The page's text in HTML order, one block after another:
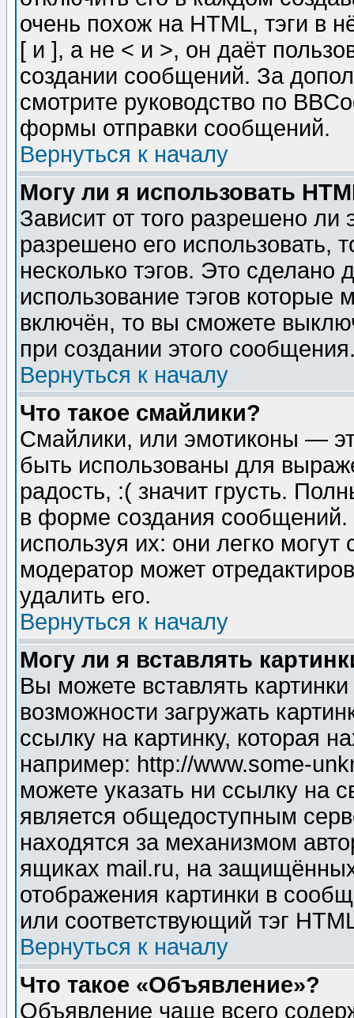
очень похож на HTML, тэги в
[ и ], а не < и >, он даёт
создании сообщений. За
смотрите руководство по
формы отправки сообщений.
Вернуться к началу
Могу ли я использовать
Зависит от того разрешено
разрешено его использовать,
несколько тэгов. Это сделано
использование тэгов
включён, то вы сможете
при создании этого
Вернуться к началу
Что такое смайлики?
Смайлики, или эмотиконы —
быть использованы для
радость, :( значит грусть.
в форме создания сообщений.
используя их: они легко
модератор может
удалить его.
Вернуться к началу
Могу ли я вставлять
Вы можете вставлять
возможности загружать
ссылку на картинку, которая
например: http://www.some-
можете указать ни ссылку на
является общедоступным
находятся за механизмом
ящиках mail.ru, на
отображения картинки в
или соответствующий тэг
Вернуться к началу
Что такое «Объявление»?
Объявление чаще всего